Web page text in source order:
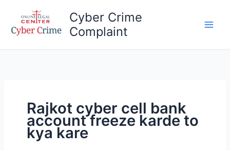
content
Cyber Crime
Complaint
Rajkot cyber cell bank
account freeze karde to
kya kare